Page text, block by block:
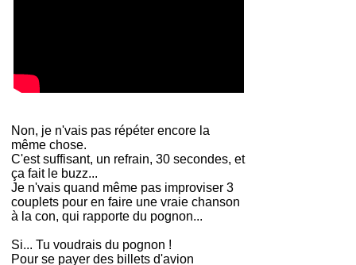
Non, je n'vais pas répéter encore la
même chose.
C'est suffisant, un refrain, 30 secondes, et
ça fait le buzz...
Je n'vais quand même pas improviser 3
couplets pour en faire une vraie chanson
à la con, qui rapporte du pognon...
Si... Tu voudrais du pognon !
Pour se payer des billets d'avion